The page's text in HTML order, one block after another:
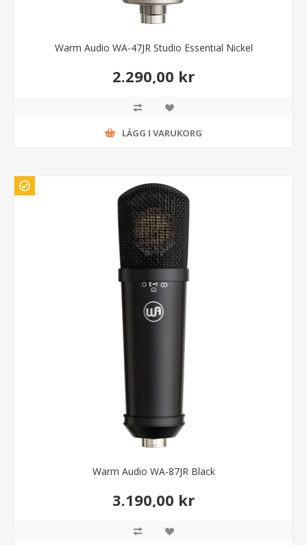
Warm Audio WA-47JR Studio Essential Nickel
2.290,00 kr
LÄGG I VARUKORG
Warm Audio WA-87JR Black
3.190,00 kr